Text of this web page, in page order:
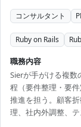
コンサルタント
Ruby on Rails
職務内容
Sierが手がける複
程（要件整理・要
推進を担う。顧客
理、社内外調整、